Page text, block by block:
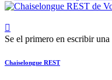

Se el primero en escribir una
Chaiselongue REST